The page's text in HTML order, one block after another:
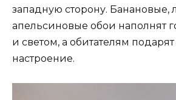
западную сторону. Банановые,
апельсиновые обои наполнят
и светом, а обитателям
настроение.